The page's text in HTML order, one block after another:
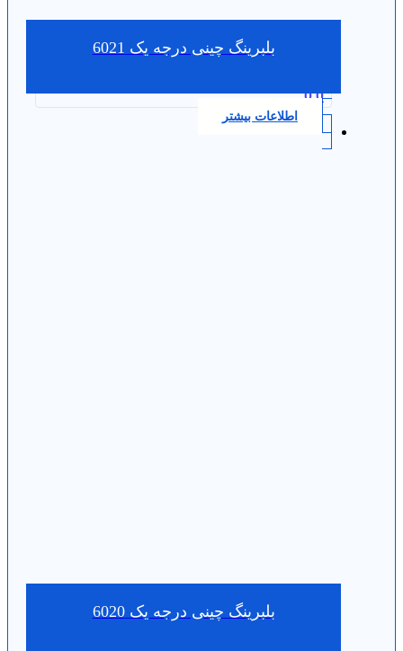
بلبرینگ چینی درجه یک 6021
0.0
اطلاعات بیشتر
بلبرینگ چینی درجه یک 6020